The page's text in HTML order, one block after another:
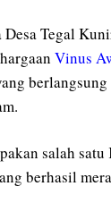
Desa Tegal
Vinus
salah satu
berhasil